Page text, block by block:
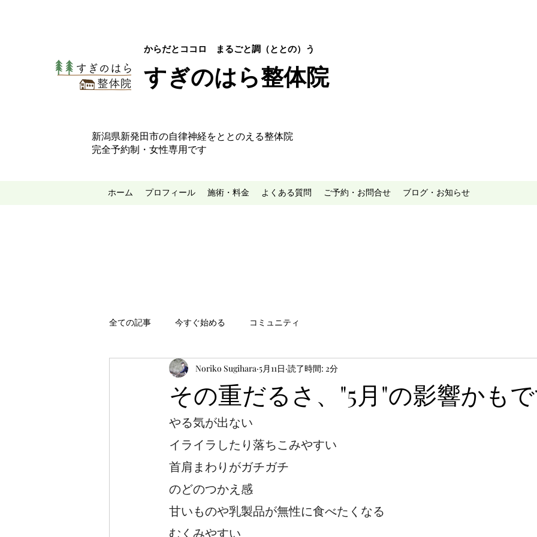
すぎのはら整体院
​からだとココロ まるごと調（ととの）う​
​新潟県新発田市の自律神経をととのえる整体院
完全予約制・女性専用です
ホーム プロフィール 施術・料金 よくある質問 ご予約・お問合せ ブログ・お知らせ
全ての記事 今すぐ始める コミュニティ
その重だるさ、"5月"の影響かも
Noriko Sugihara 5月11日 読了時間: 2分
やる気が出ない
イライラしたり落ちこみやすい
首肩まわりがガチガチ
のどのつかえ感
甘いものや乳製品が無性に食べたくなる
むくみやすい